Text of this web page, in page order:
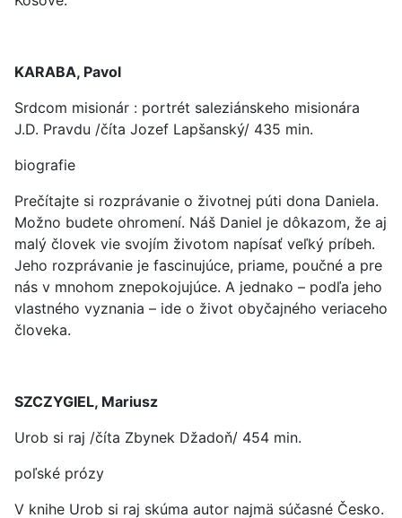
KARABA, Pavol
Srdcom misionár : portrét saleziánskeho misionára
J.D. Pravdu /číta Jozef Lapšanský/ 435 min.
biografie
Prečítajte si rozprávanie o životnej púti dona Daniela.
Možno budete ohromení. Náš Daniel je dôkazom, že aj
malý človek vie svojím životom napísať veľký príbeh.
Jeho rozprávanie je fascinujúce, priame, poučné a pre
nás v mnohom znepokojujúce. A jednako – podľa jeho
vlastného vyznania – ide o život obyčajného veriaceho
človeka.
SZCZYGIEL, Mariusz
Urob si raj /číta Zbynek Džadoň/ 454 min.
poľské prózy
V knihe Urob si raj skúma autor najmä súčasné Česko.